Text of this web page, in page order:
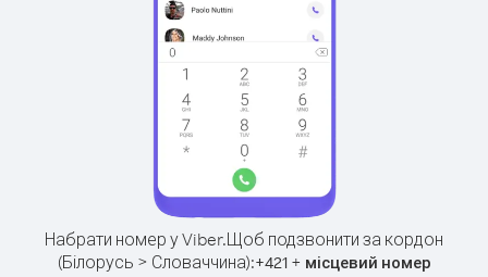
Набрати номер у Viber.Щоб подзвонити за кордон
(Білорусь > Словаччина):+421+ місцевий номер